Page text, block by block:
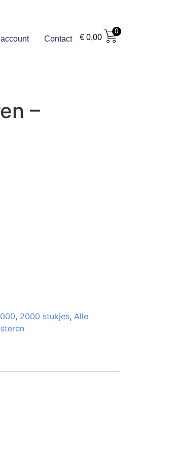
Contact €0,00
0
–
, 2000 stukjes, Alle